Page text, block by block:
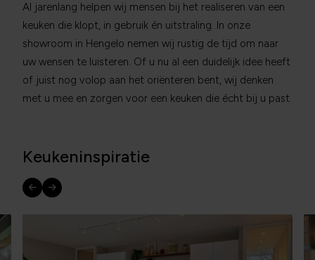
Al jarenlang helpen wij mensen bij het realiseren van een
keuken die klopt, in gebruik én uitstraling. In onze
showroom in Hengelo nemen wij rustig de tijd om naar
uw wensen te luisteren. Of u nu al een duidelijk idee heeft
of juist nog volop aan het oriënteren bent, wij denken
met u mee en zorgen voor een keuken die écht bij u past.
Keukeninspiratie